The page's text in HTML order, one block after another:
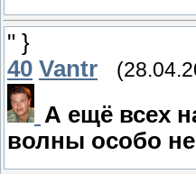
" }
40 Vantr
А ещё всех
волны особо